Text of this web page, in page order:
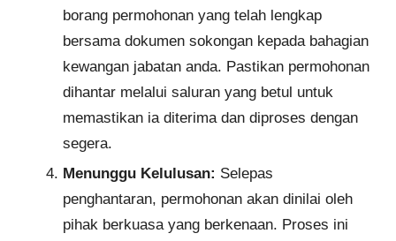
borang permohonan yang telah lengkap
bersama dokumen sokongan kepada bahagian
kewangan jabatan anda. Pastikan permohonan
dihantar melalui saluran yang betul untuk
memastikan ia diterima dan diproses dengan
segera.
Menunggu Kelulusan: Selepas
penghantaran, permohonan akan dinilai oleh
pihak berkuasa yang berkenaan. Proses ini